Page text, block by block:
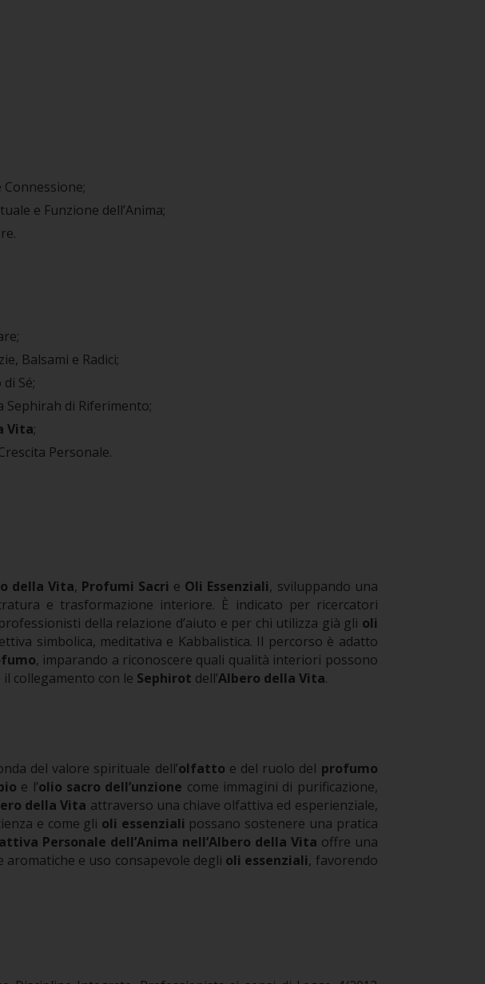
e Funzione dell’Anima;
Balsami e Radici;
Sé;
Sephirah di Riferimento;
Vita;
Personale.
della Vita, Profumi Sacri e Oli Essenziali, sviluppando una
e trasformazione interiore. È indicato per ricercatori
della relazione d’aiuto e per chi utilizza già gli oli
simbolica, meditativa e Kabbalistica. Il percorso è adatto
, imparando a riconoscere quali qualità interiori possono
il collegamento con le Sephirot dell’Albero della Vita.
del valore spirituale dell’olfatto e del ruolo del profumo
e l’olio sacro dell’unzione come immagini di purificazione,
della Vita attraverso una chiave olfattiva ed esperienziale,
e come gli oli essenziali possano sostenere una pratica
Personale dell’Anima nell’Albero della Vita offre una
e uso consapevole degli oli essenziali, favorendo